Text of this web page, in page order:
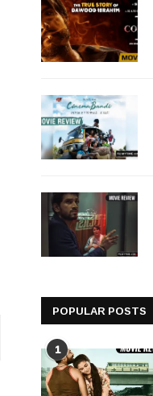
POPULAR POSTS
1